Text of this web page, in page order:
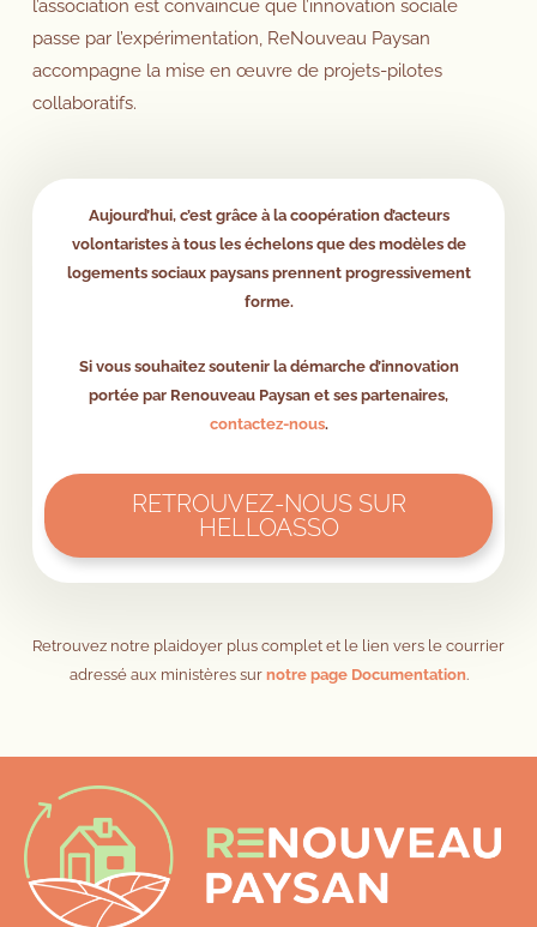
l’association est convaincue que l’innovation sociale
passe par l’expérimentation, ReNouveau Paysan
accompagne la mise en œuvre de projets-pilotes
collaboratifs.
Aujourd’hui, c’est grâce à la coopération d’acteurs
volontaristes à tous les échelons que des modèles de
logements sociaux paysans prennent progressivement
forme.
Si vous souhaitez soutenir la démarche d’innovation
portée par Renouveau Paysan et ses partenaires,
contactez-nous.
RETROUVEZ-NOUS SUR
HELLOASSO
Retrouvez notre plaidoyer plus complet et le lien vers le courrier
adressé aux ministères surnotre page Documentation.